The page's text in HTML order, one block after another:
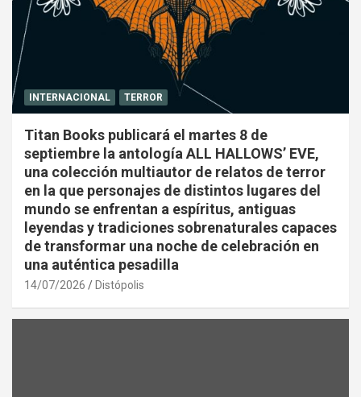
INTERNACIONAL TERROR
Titan Books publicará el martes 8 de
septiembre la antología ALL HALLOWS’ EVE,
una colección multiautor de relatos de terror
en la que personajes de distintos lugares del
mundo se enfrentan a espíritus, antiguas
leyendas y tradiciones sobrenaturales capaces
de transformar una noche de celebración en
una auténtica pesadilla
14/07/2026 Distópolis